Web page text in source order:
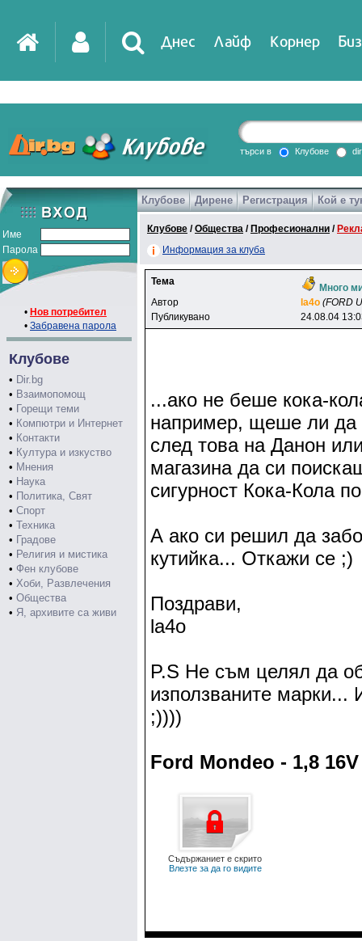
Днес Лайф Корнер
DirTV Impressio
Games
търси в Клубове
Име
Парола
• Нов потребител
• Забравена парола
Клубове
• Dir.bg
• Взаимопомощ
• Горещи теми
• Компютри и Интернет
• Контакти
• Култура и изкуство
• Мнения
• Наука
• Политика, Свят
• Спорт
• Техника
• Градове
• Религия и мистика
• Фен клубове
• Хоби, Развлечения
• Общества
• Я, архивите са живи
Клубове Дирене Регистрация Кой е
Клубове /Общества / Професионални /
Информация за клуба
Тема
Много
Автор
la4o (FORD
Публикувано
24.08.04
...ако не беше кока-
например, щеше ли да
след това на Данон
магазина да си
сигурност Кока-Кола
А ако си решил да
кутийка... Откажи се ;)
Поздрави,
la4o
P.S Не съм целял да
използваните марки...
;))))
Ford Mondeo - 1,8 16V
Съдържаниет е скрито
Влезте за да го видите